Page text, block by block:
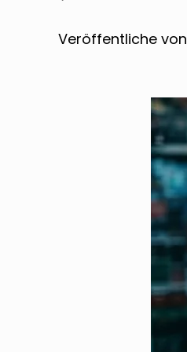
Veröffentliche von